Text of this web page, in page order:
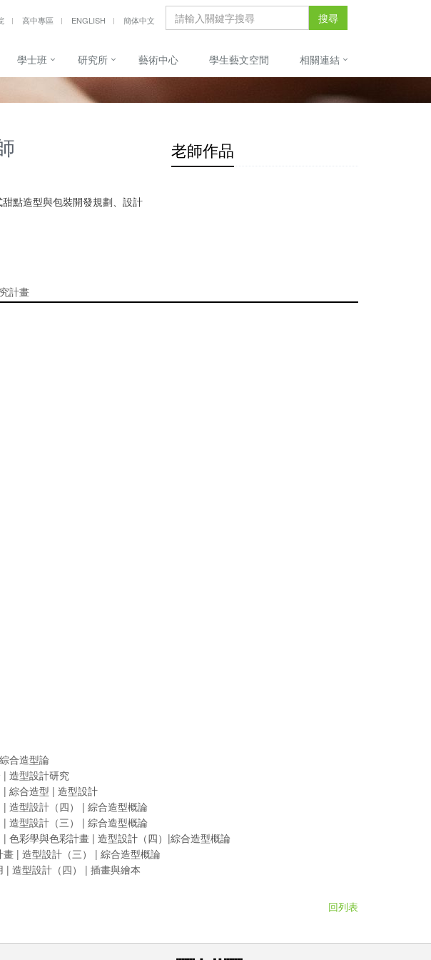
高中專區 ENGLISH 簡体中文 搜尋
學士班 研究所 藝術中心 學生藝文空間 相關連結
點造型與包裝開發規劃、設計
老師作品
計畫
合造型論
造型設計研究
綜合造型 | 造型設計
造型設計（四） | 綜合造型概論
造型設計（三） | 綜合造型概論
色彩學與色彩計畫 | 造型設計（四）|綜合造型概論
| 造型設計（三） | 綜合造型概論
| 造型設計（四） | 插畫與繪本
回列表